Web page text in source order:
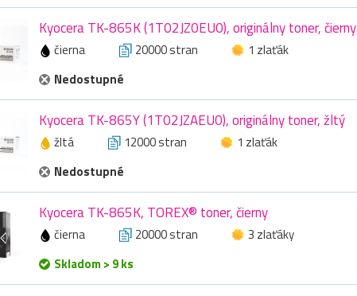
Kyocera TK-865K (1T02JZ0EU0), originálny toner, čierny
čierna 20000 stran
1 zlaťák
Nedostupné
Kyocera TK-865Y (1T02JZAEU0), originálny toner, žltý
žltá 12000 stran
1 zlaťák
Nedostupné
Kyocera TK-865K, TOREX® toner, čierny
čierna 20000 stran
3 zlaťáky
Skladom > 9 ks